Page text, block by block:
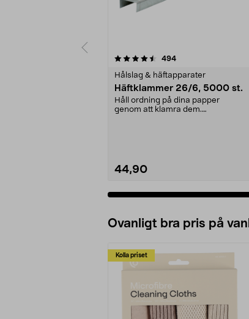
494recensioner
Hålslag & häftapparater
Häftklammer 26/6, 5000 st.
Håll ordning på dina papper
genom att klamra dem.
44,90
4.5 av 5 stjärnor
Ovanligt bra pris på
Kolla priset